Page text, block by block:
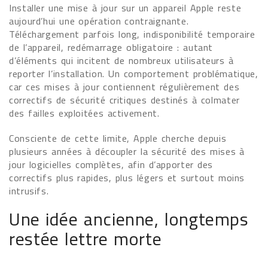
Installer une mise à jour sur un appareil Apple reste
aujourd’hui une opération contraignante.
Téléchargement parfois long, indisponibilité temporaire
de l’appareil, redémarrage obligatoire : autant
d’éléments qui incitent de nombreux utilisateurs à
reporter l’installation. Un comportement problématique,
car ces mises à jour contiennent régulièrement des
correctifs de sécurité critiques destinés à colmater
des failles exploitées activement.
Consciente de cette limite, Apple cherche depuis
plusieurs années à découpler la sécurité des mises à
jour logicielles complètes, afin d’apporter des
correctifs plus rapides, plus légers et surtout moins
intrusifs.
Une idée ancienne, longtemps
restée lettre morte